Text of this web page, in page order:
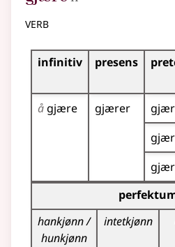
verb
Bøyingstabell for dette
infinitiv presens
å gjære gjærer
Bøyingstabell for dette
hankjønn /
hunkjønn
intetkjønn